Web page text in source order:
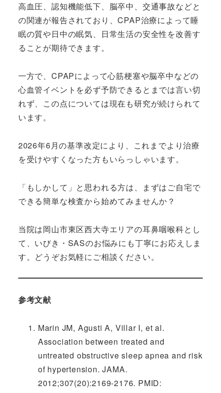
高血圧、認知機能低下、脳卒中、交通事故などと
の関連が報告されており、CPAP治療によって睡
眠の質や日中の眠気、日常生活の安全性を改善す
ることが期待できます。
一方で、CPAPによって心筋梗塞や脳卒中などの
心血管イベントを必ず予防できるとまでは言い切
れず、この点については現在も研究が続けられて
います。
2026年6月の基準改定により、これまでより治療
を受けやすくなった方もいらっしゃいます。
「もしかして」と思われる方は、まずはご自宅で
できる簡単な検査から始めてみませんか？
当院は岡山市東区西大寺エリアの耳鼻咽喉科とし
て、いびき・SASのお悩みにも丁寧にお応えしま
す。どうぞお気軽にご相談ください。
参考文献
Marin JM, Agusti A, Villar I, et al.
Association between treated and
untreated obstructive sleep apnea and risk
of hypertension. JAMA.
2012;307(20):2169-2176. PMID: